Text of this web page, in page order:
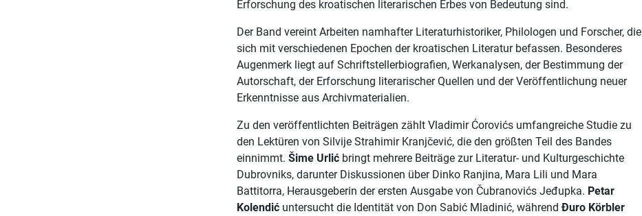
Erforschung des kroatischen literarischen Erbes von Bedeutung sind.
Der Band vereint Arbeiten namhafter Literaturhistoriker, Philologen und Forscher, die
sich mit verschiedenen Epochen der kroatischen Literatur befassen. Besonderes
Augenmerk liegt auf Schriftstellerbiografien, Werkanalysen, der Bestimmung der
Autorschaft, der Erforschung literarischer Quellen und der Veröffentlichung neuer
Erkenntnisse aus Archivmaterialien.
Zu den veröffentlichten Beiträgen zählt Vladimir Ćorovićs umfangreiche Studie zu
den Lektüren von Silvije Strahimir Kranjčević, die den größten Teil des Bandes
einnimmt.Šime Urlić bringt mehrere Beiträge zur Literatur- und Kulturgeschichte
Dubrovniks, darunter Diskussionen über Dinko Ranjina, Mara Lili und Mara
Battitorra, Herausgeberin der ersten Ausgabe von Čubranovićs Jeđupka. Petar
Kolendić untersucht die Identität von Don Sabić Mladinić, währendĐuro Körbler